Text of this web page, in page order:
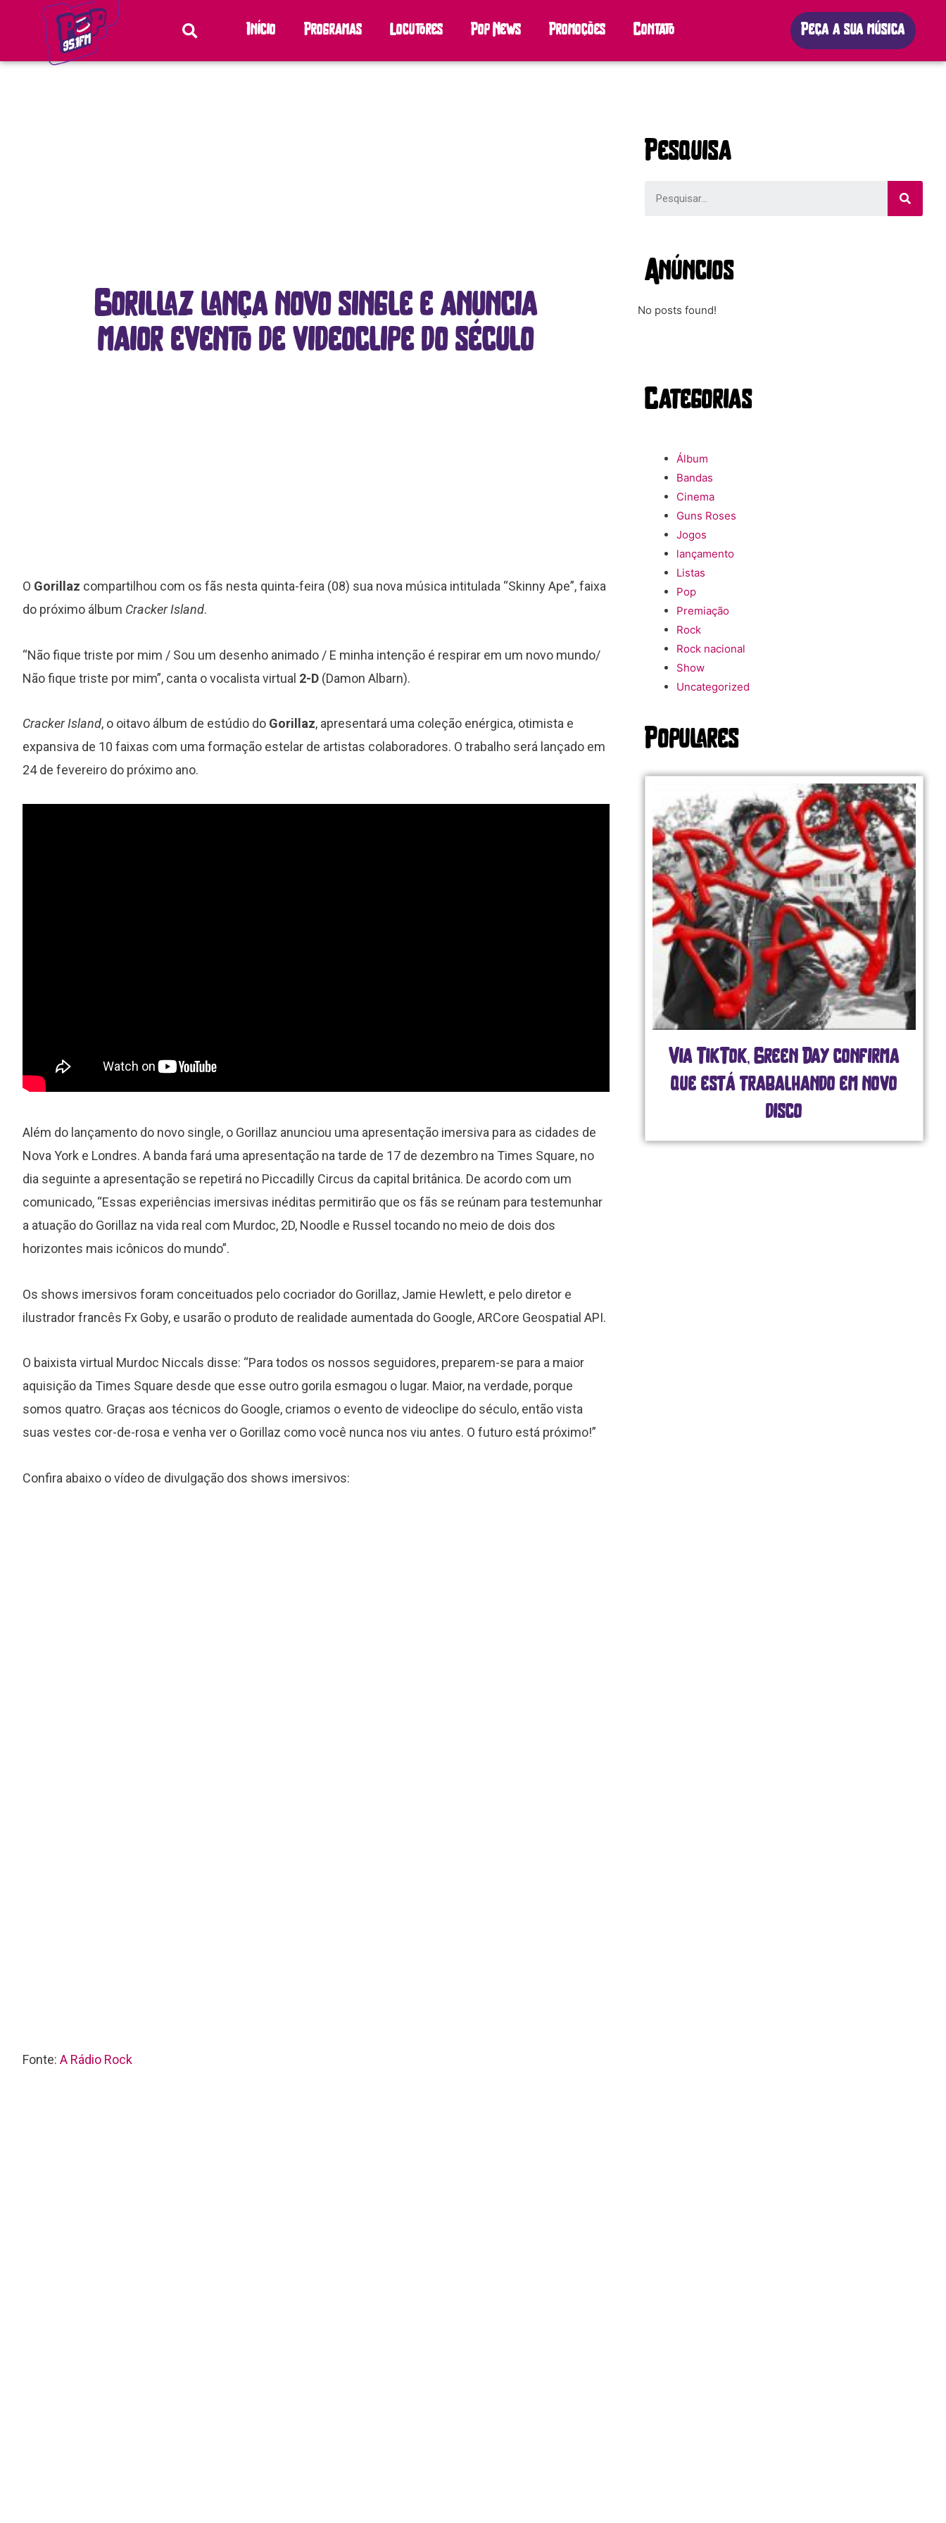
Início Programas Locutores Pop News Promoções Contato Peça a sua música
Gorillaz lança novo single e anuncia
maior evento de videoclipe do século
O Gorillaz compartilhou com os fãs nesta quinta-feira (08) sua nova música intitulada “Skinny Ape”, faixa
do próximo álbum Cracker Island.
“Não fique triste por mim / Sou um desenho animado / E minha intenção é respirar em um novo mundo/
Não fique triste por mim”, canta o vocalista virtual 2-D (Damon Albarn).
Cracker Island, o oitavo álbum de estúdio do Gorillaz, apresentará uma coleção enérgica, otimista e
expansiva de 10 faixas com uma formação estelar de artistas colaboradores. O trabalho será lançado em
24 de fevereiro do próximo ano.
Além do lançamento do novo single, o Gorillaz anunciou uma apresentação imersiva para as cidades de
Nova York e Londres. A banda fará uma apresentação na tarde de 17 de dezembro na Times Square, no
dia seguinte a apresentação se repetirá no Piccadilly Circus da capital britânica. De acordo com um
comunicado, “Essas experiências imersivas inéditas permitirão que os fãs se reúnam para testemunhar
a atuação do Gorillaz na vida real com Murdoc, 2D, Noodle e Russel tocando no meio de dois dos
horizontes mais icônicos do mundo”.
Os shows imersivos foram conceituados pelo cocriador do Gorillaz, Jamie Hewlett, e pelo diretor e
ilustrador francês Fx Goby, e usarão o produto de realidade aumentada do Google, ARCore Geospatial API.
O baixista virtual Murdoc Niccals disse: “Para todos os nossos seguidores, preparem-se para a maior
aquisição da Times Square desde que esse outro gorila esmagou o lugar. Maior, na verdade, porque
somos quatro. Graças aos técnicos do Google, criamos o evento de videoclipe do século, então vista
suas vestes cor-de-rosa e venha ver o Gorillaz como você nunca nos viu antes. O futuro está próximo!”
Confira abaixo o vídeo de divulgação dos shows imersivos:
Fonte: A Rádio Rock
Pesquisa
Anúncios
No posts found!
Categorias
Álbum
Bandas
Cinema
Guns Roses
Jogos
lançamento
Listas
Pop
Premiação
Rock
Rock nacional
Show
Uncategorized
Populares
Grammy 2023 anuncia lista de
Twenty One Pilots e The Killers
unem gerações com shows
grandiosos no GPWeek, em São
Paulo